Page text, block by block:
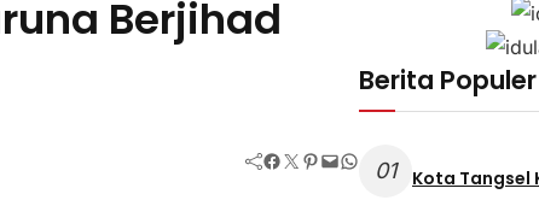
Berjihad
Facebook Twitter Pinterest Mail WhatsApp
Berita Populer
01 Kota Tangsel